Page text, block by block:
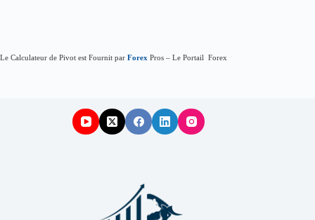
Le Calculateur de Pivot est Fournit par Forex Pros – Le Portail Forex